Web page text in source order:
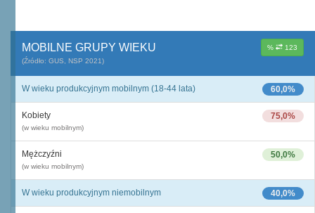
% 123
MOBILNE GRUPY WIEKU
(Źródło: GUS, NSP 2021)
60,0%
W wieku produkcyjnym mobilnym (18-44 lata)
75,0%
Kobiety
(w wieku mobilnym)
50,0%
Mężczyźni
(w wieku mobilnym)
40,0%
W wieku produkcyjnym niemobilnym